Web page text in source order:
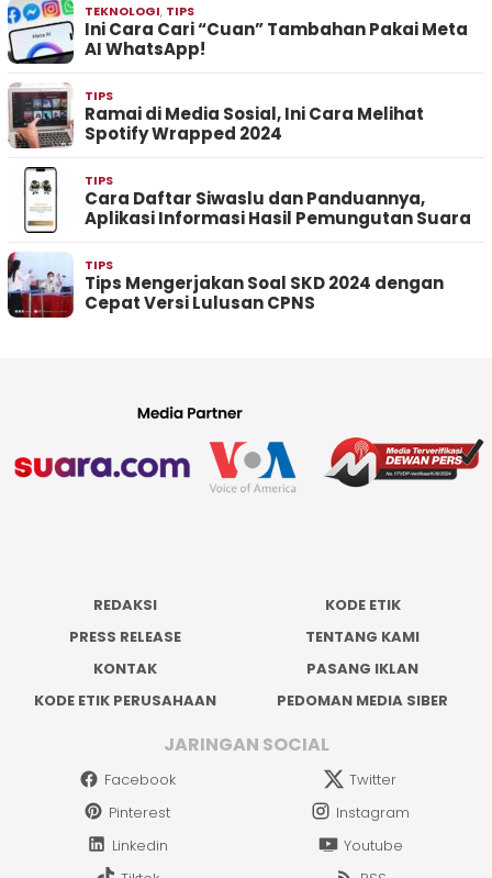
TEKNOLOGI, TIPS
Ini Cara Cari “Cuan” Tambahan Pakai Meta
AI WhatsApp!
TIPS
Ramai di Media Sosial, Ini Cara Melihat
Spotify Wrapped 2024
TIPS
Cara Daftar Siwaslu dan Panduannya,
Aplikasi Informasi Hasil Pemungutan Suara
TIPS
Tips Mengerjakan Soal SKD 2024 dengan
Cepat Versi Lulusan CPNS
REDAKSI
KODE ETIK
PRESS RELEASE
TENTANG KAMI
KONTAK
PASANG IKLAN
KODE ETIK PERUSAHAAN
PEDOMAN MEDIA SIBER
JARINGAN SOCIAL
Facebook
Twitter
Pinterest
Instagram
Linkedin
Youtube